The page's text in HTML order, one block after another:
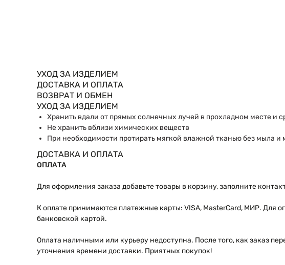
УХОД ЗА ИЗДЕЛИЕМ
ДОСТАВКА И ОПЛАТА
ВОЗВРАТ И ОБМЕН
УХОД ЗА ИЗДЕЛИЕМ
Хранить вдали от прямых солнечных лучей в прохладном месте и
Не хранить вблизи химических веществ
При необходимости протирать мягкой влажной тканью без мыла и
ДОСТАВКА И ОПЛАТА
ОПЛАТА
Для оформления заказа добавьте товары в корзину, заполните
К оплате принимаются платежные карты: VISA, MasterCard, МИР. Для
банковской картой.
Оплата наличными или курьеру недоступна. После того, как заказ
уточнения времени доставки. Приятных покупок!